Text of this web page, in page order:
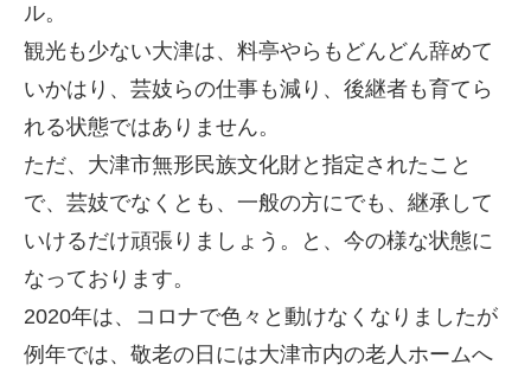
ル。
観光も少ない大津は、料亭やらもどんどん辞めて
いかはり、芸妓らの仕事も減り、後継者も育てら
れる状態ではありません。
ただ、大津市無形民族文化財と指定されたこと
で、芸妓でなくとも、一般の方にでも、継承して
いけるだけ頑張りましょう。と、今の様な状態に
なっております。
2020年は、コロナで色々と動けなくなりましたが
例年では、敬老の日には大津市内の老人ホームへ